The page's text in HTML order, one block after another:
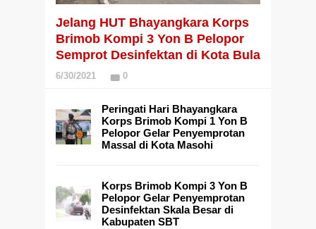
Jelang HUT Bhayangkara Korps
Brimob Kompi 3 Yon B Pelopor
Semprot Desinfektan di Kota Bula
6/30/2021 0
Peringati Hari Bhayangkara
Korps Brimob Kompi 1 Yon B
Pelopor Gelar Penyemprotan
Massal di Kota Masohi
Korps Brimob Kompi 3 Yon B
Pelopor Gelar Penyemprotan
Desinfektan Skala Besar di
Kabupaten SBT